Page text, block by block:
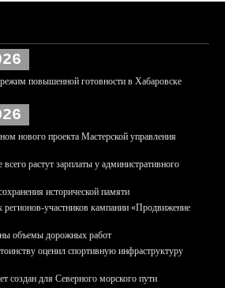
повышенной готовности в Хабаровске
нового проекта Мастерской управления
растут зарплаты у административного
исторической памяти
участников кампании «Продвижение
объемы дорожных работ
оценил спортивную инфраструктуру
создан для Северного морского пути